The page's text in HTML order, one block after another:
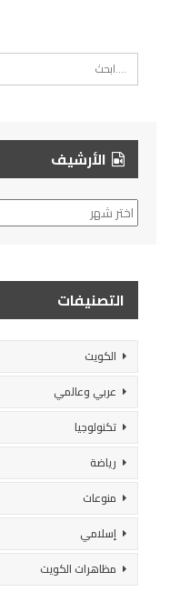
الأرشيف
الأرشيف
التصنيفات
الكويت
عربي وعالمي
تكنولوجيا
رياضة
منوعات
إسلامي
مظاهرات الكويت